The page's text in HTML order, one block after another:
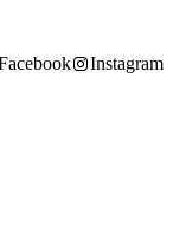
Instagram